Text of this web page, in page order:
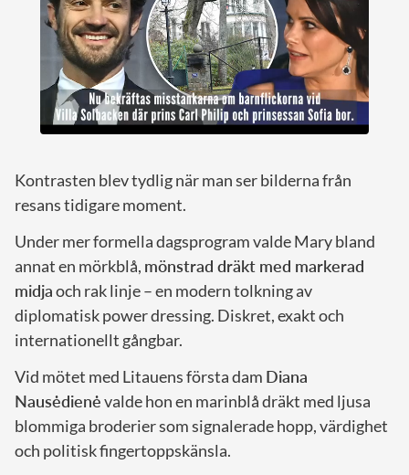
Kontrasten blev tydlig när man ser bilderna från
resans tidigare moment.
Under mer formella dagsprogram valde Mary bland
annat en mörkblå, mönstrad dräkt med markerad
midjaoch rak linje – en modern tolkning av
diplomatisk power dressing. Diskret, exakt och
internationellt gångbar.
Vid mötet med Litauens första dam Diana
Nausėdienėvalde hon en marinblå dräkt med ljusa
blommiga broderier som signalerade hopp, värdighet
och politisk fingertoppskänsla.